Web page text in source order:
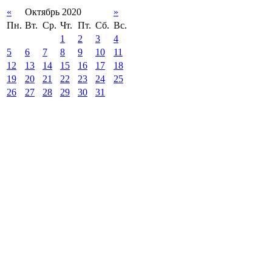
« Октябрь 2020
»
Пн. Вт. Ср. Чт. Пт. Сб. Вс.
1
2 3
4
5
6 7 8 9 10
11
12
13 14 15 16 17
18
19
20 21 22 23 24
25
26
27 28 29 30 31